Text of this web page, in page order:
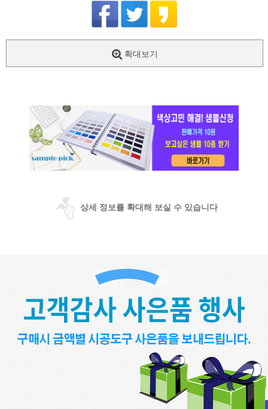
확대보기
상세 정보를 확대해 보실 수 있습니다